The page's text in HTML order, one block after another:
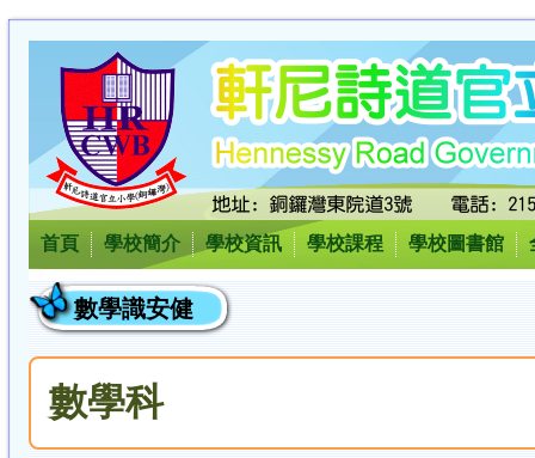
首頁 學校簡介 學校資訊 學校課程 學校圖書館
數學識安健
數學科